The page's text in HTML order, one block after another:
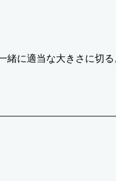
に適当な大きさに切る